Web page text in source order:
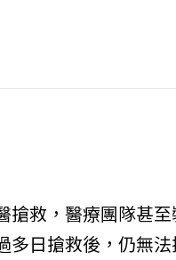
搶救，醫療團隊甚
多日搶救後，仍無